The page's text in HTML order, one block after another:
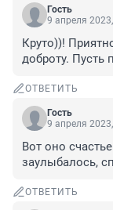
Гость
9 апреля
Круто))!
доброту. Пусть
ОТВЕТИТЬ
Гость
9 апреля
Вот оно
заулыбалось,
ОТВЕТИТЬ